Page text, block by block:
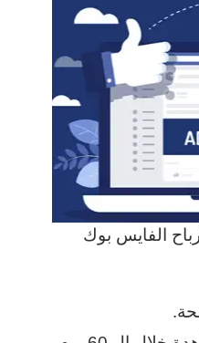
الفايس بوك